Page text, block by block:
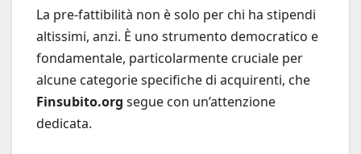
La pre-fattibilità non è solo per chi ha stipendi
altissimi, anzi. È uno strumento democratico e
fondamentale, particolarmente cruciale per
alcune categorie specifiche di acquirenti, che
Finsubito.org segue con un’attenzione
dedicata.